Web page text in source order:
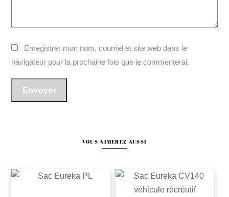
Enregistrer mon nom, courriel et site web dans le
navigateur pour la prochaine fois que je commenterai.
VOUS AIMEREZ AUSSI